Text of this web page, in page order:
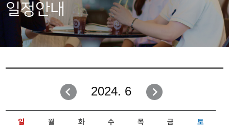
일정안내
2024. 6
일 월 화 수 목 금 토